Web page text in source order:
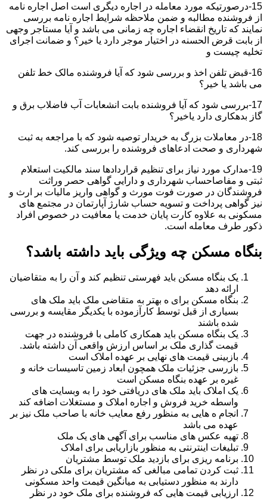
15-درصورتیکه مورد معامله در اجاره دیگری است اصل اجاره نامه
از فروشنده مطالبه و ضمن ملاحظه شرایط اجاره نامه بررسی
نمایند که تاریخ انقضاء اجاره چه زمانی می باشد و آیا مستاجر وجهی
از بابت قرض الحسنه در اختیار موجر دارد یا خیر؟ و ضمانت اجرای
تخلیه چیست و
16-قبض تلفن اخذ و بررسی شود که آیا فروشنده مالک خط تلفن
می باشد یا خیر؟
17-بررسی شود که آیا فروشنده بابت انشعابات آب فاضلاب برق و
گاز بدهکاری دارد یاخیر؟
18-در معاملات بزرگ به خریدار توصیه شود که با مراجعه به ثبت
شهرداری و صحت ادعاهای فروشنده را بررسی کند.
19-مدارک مورد نیاز برای تنظیم قراردادها سند مالکیت استعلام
ثبتی و مفاصاحساب شهرداری و دارایی گواهی حصر وراثت
فروشندگان در صورت فوت مورث و گواهی واریز مالیات بر ارث و
نیز گواهی پرداخت و تسویه حساب شارژ آپارتمان در مجتمع های
مسکونی به علاوه کارت پایان خدمت یا معافیت در خصوص افراد
ذکور طرف معامله است.
بنگاه مسکن چه ویژگی باید داشته باشد؟
یک بنگاه مسکن باید فهرستی تنظیم کند و آن را به متقاضیان
ارائه دهد
بنگاه مسکن برای ه بهتر به متقاضی ملک باید ملک های
بسیاری از قبل توسط کارآزموده با یکدیگر مقایسه و بررسی
شده باشند
یک بنگاه مسکن باید همکاری کاملی با فروشنده در جهت
قیمت گذاری ملک بر اساس ارزش واقعی آن داشته باشد.
بازبینی قیمت های نهایی بر عهده املاک است
بازرسی جزئیات ملک همچون ابعاد زمین تاسیسات خانه و
غیره بر عهده بنگاه مسکن است
یک املاک باید ملک های دریافتی خود را به وبسایت های
واسطه خرید فروش و اجاره املاک و مستغلات اضافه کند
انجام ه هایی به منظور رفع معایب خانه با صاحب ملک نیز بر
عهده می باشد
تهیه عکس های مناسب برای آگهی های یک ملک
تبلیغات اینترنتی به منظور بازاریابی برای املاک
برنامه ریزی برای بازدید ملک توسط مشتریان
ثبت کردن تمامی مبالغی که مشتریان برای ملکی در نظر
دارند به منظور دستیابی به میانگین قیمت واحد مسکونی
ارزیابی قیمت هایی که فروشنده برای ملک خود در نظر